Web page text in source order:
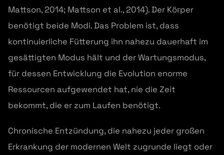
Mattson, 2014; Mattson et al., 2014). Der Körper
benötigt beide Modi. Das Problem ist, dass
kontinuierliche Fütterung ihn nahezu dauerhaft im
gesättigten Modus hält und der Wartungsmodus,
für dessen Entwicklung die Evolution enorme
Ressourcen aufgewendet hat, nie die Zeit
bekommt, die er zum Laufen benötigt.
Chronische Entzündung, die nahezu jeder großen
Erkrankung der modernen Welt zugrunde liegt oder